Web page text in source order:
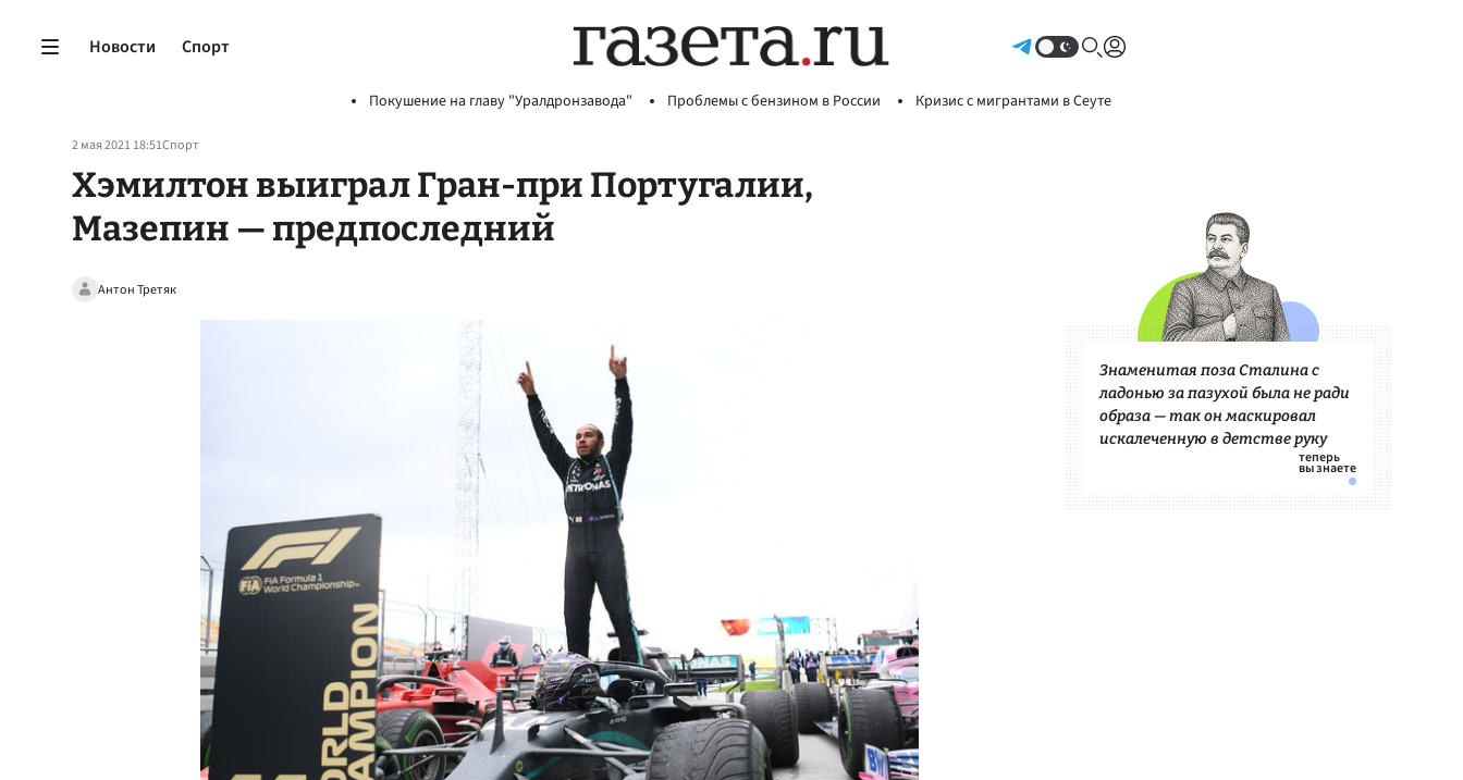
Новости Спорт
Покушение на главу "Уралдронзавода" Проблемы с бензином в России Кризис с мигрантами в Сеуте
2 мая 2021 18:51Спорт
Хэмилтон выиграл Гран-при Португалии,
Мазепин — предпоследний
Антон Третяк
Знаменитая поза Сталина с
ладонью за пазухой была не ради
образа — так он маскировал
искалеченную в детстве руку